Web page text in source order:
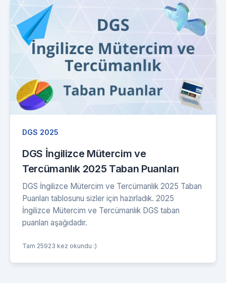
DGS 2025
DGS İngilizce Mütercim ve
Tercümanlık 2025 Taban Puanları
DGS İngilizce Mütercim ve Tercümanlık 2025 Taban
Puanları tablosunu sizler için hazırladık. 2025
İngilizce Mütercim ve Tercümanlık DGS taban
puanları aşağıdadır.
Tam 25923 kez okundu :)